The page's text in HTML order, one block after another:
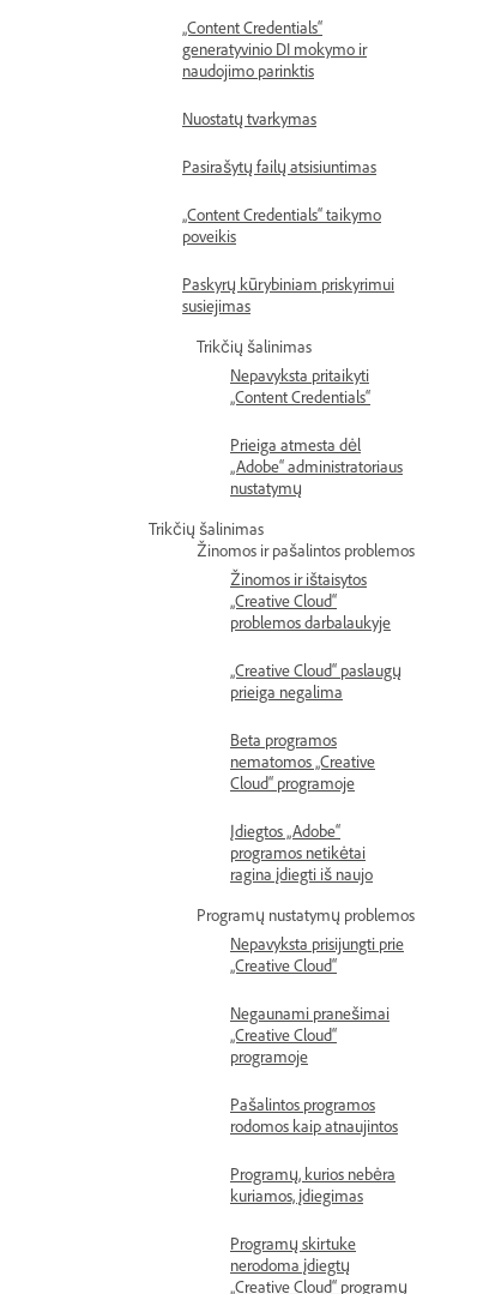
„Content Credentials“
generatyvinio DI mokymo ir
naudojimo parinktis
Nuostatų tvarkymas
Pasirašytų failų atsisiuntimas
„Content Credentials“ taikymo
poveikis
Paskyrų kūrybiniam priskyrimui
susiejimas
Trikčių šalinimas
Nepavyksta pritaikyti
„Content Credentials“
Prieiga atmesta dėl
„Adobe“ administratoriaus
nustatymų
Trikčių šalinimas
Žinomos ir pašalintos problemos
Žinomos ir ištaisytos
„Creative Cloud“
problemos darbalaukyje
„Creative Cloud“ paslaugų
prieiga negalima
Beta programos
nematomos „Creative
Cloud“ programoje
Įdiegtos „Adobe“
programos netikėtai
ragina įdiegti iš naujo
Programų nustatymų problemos
Nepavyksta prisijungti prie
„Creative Cloud“
Negaunami pranešimai
„Creative Cloud“
programoje
Pašalintos programos
rodomos kaip atnaujintos
Programų, kurios nebėra
kuriamos, įdiegimas
Programų skirtuke
nerodoma įdiegtų
„Creative Cloud“ programų